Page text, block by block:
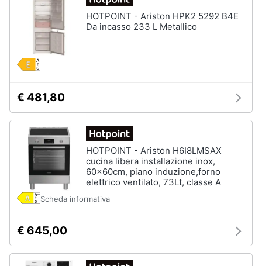
offerta
Microonde
offerta
tutti
HOTPOINT - Ariston HPK2 5292 B4E
Da incasso 233 L Metallico
€ 481,80
HOTPOINT - Ariston H6I8LMSAX
cucina libera installazione inox,
60x60cm, piano induzione,forno
elettrico ventilato, 73Lt, classe A
Scheda informativa
€ 645,00